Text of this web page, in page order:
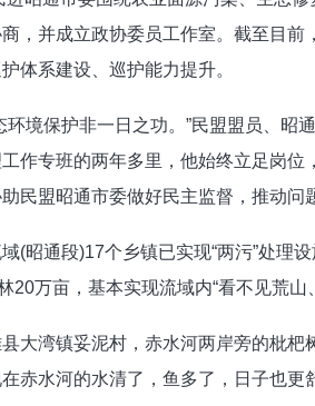
，并成立政协委员工作室。截至目
体系建设、巡护能力提升。
环境保护非一日之功。”民盟盟员、
作专班的两年多里，他始终立足岗
民盟昭通市委做好民主监督，推动问
(昭通段)17个乡镇已实现“两污”处理
20万亩，基本实现流域内“看不见荒山
大湾镇妥泥村，赤水河两岸旁的枇
赤水河的水清了，鱼多了，日子也更舒